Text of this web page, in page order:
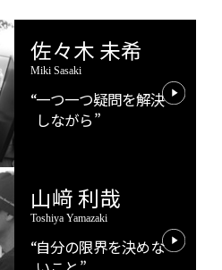
佐々木 未希
Miki Sasaki
一つ一つ疑問を解決
しながら
山﨑 利哉
Toshiya Yamazaki
自分の限界を決めな